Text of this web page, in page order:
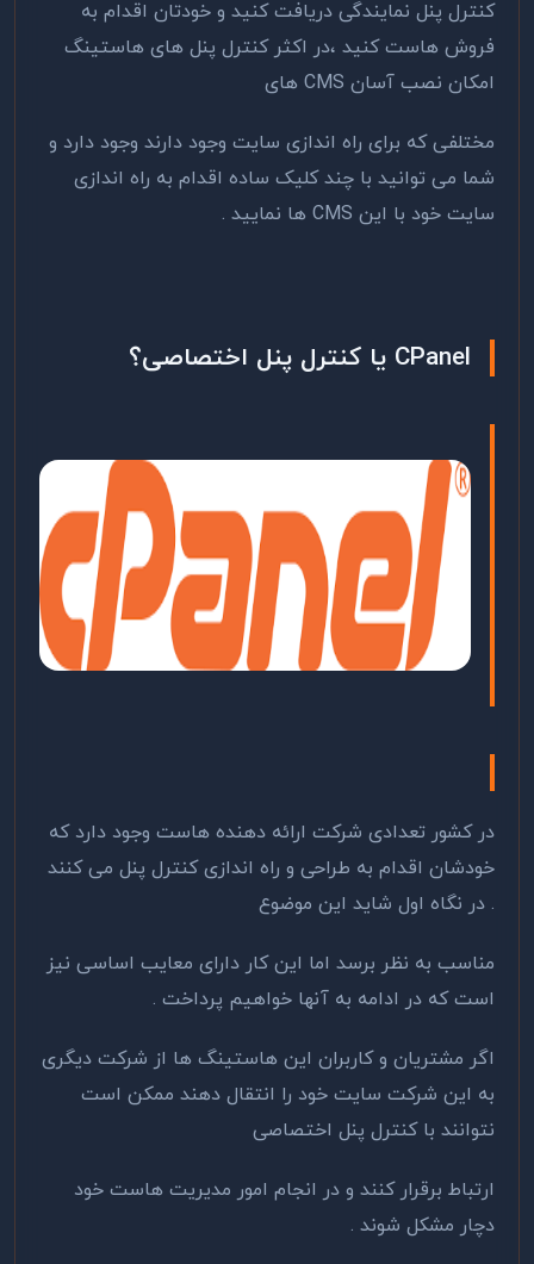
کنترل پنل نمایندگی دریافت کنید و خودتان اقدام به
فروش هاست کنید ،در اکثر کنترل پنل های هاستینگ
امکان نصب آسان CMS های
مختلفی که برای راه اندازی سایت وجود دارند وجود دارد و
شما می توانید با چند کلیک ساده اقدام به راه اندازی
سایت خود با این CMS ها نمایید .
CPanel یا کنترل پنل اختصاصی؟
در کشور تعدادی شرکت ارائه دهنده هاست وجود دارد که
خودشان اقدام به طراحی و راه اندازی کنترل پنل می کنند
. در نگاه اول شاید این موضوع
مناسب به نظر برسد اما این کار دارای معایب اساسی نیز
است که در ادامه به آنها خواهیم پرداخت .
اگر مشتریان و کاربران این هاستینگ ها از شرکت دیگری
به این شرکت سایت خود را انتقال دهند ممکن است
نتوانند با کنترل پنل اختصاصی
ارتباط برقرار کنند و در انجام امور مدیریت هاست خود
دچار مشکل شوند .